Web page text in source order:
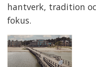
hantverk, tradition
fokus.